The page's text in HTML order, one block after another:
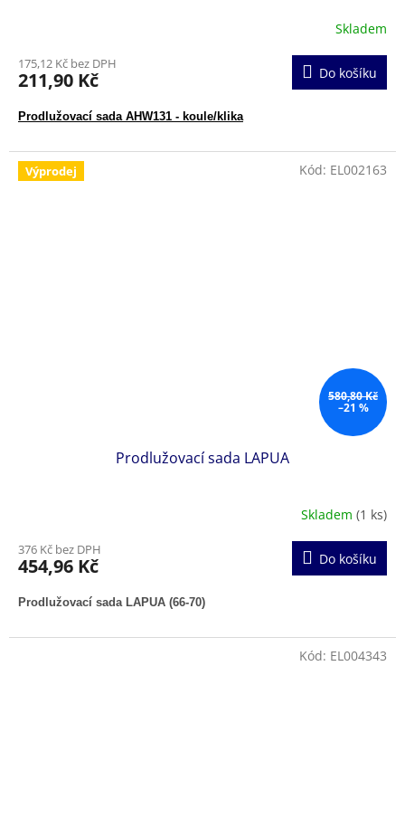
Skladem
175,12 Kč bez DPH
211,90 Kč Do košíku
Prodlužovací sada AHW131 - koule/klika
Výprodej
580,80 Kč
–21 %
Prodlužovací sada LAPUA
Skladem (1 ks)
376 Kč bez DPH
454,96 Kč Do košíku
Prodlužovací sada LAPUA (66-70)
Kód: EL002163
Kód: EL004343